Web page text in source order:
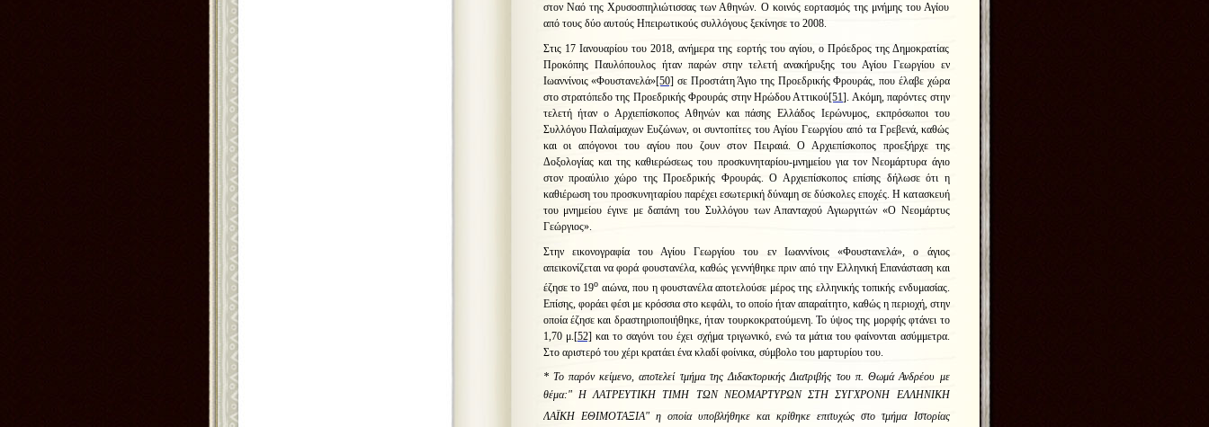
στον Ναό της Χρυσοσπηλιώτισσας των Αθηνών. Ο κοινός εορτασμός της μνήμης του Αγίου
από τους δύο αυτούς Ηπειρωτικούς συλλόγους ξεκίνησε το 2008.
Στις 17 Ιανουαρίου του 2018, ανήμερα της εορτής του αγίου, ο Πρόεδρος της Δημοκρατίας
Προκόπης Παυλόπουλος ήταν παρών στην τελετή ανακήρυξης του Αγίου Γεωργίου εν
Ιωαννίνοις «Φουστανελά»[50] σε Προστάτη Άγιο της Προεδρικής Φρουράς, που έλαβε χώρα
στο στρατόπεδο της Προεδρικής Φρουράς στην Ηρώδου Αττικού[51]. Ακόμη, παρόντες στην
τελετή ήταν ο Αρχιεπίσκοπος Αθηνών και πάσης Ελλάδος Ιερώνυμος, εκπρόσωποι του
Συλλόγου Παλαίμαχων Ευζώνων, οι συντοπίτες του Αγίου Γεωργίου από τα Γρεβενά, καθώς
και οι απόγονοι του αγίου που ζουν στον Πειραιά. Ο Αρχιεπίσκοπος προεξήρχε της
Δοξολογίας και της καθιερώσεως του προσκυνηταρίου-μνημείου για τον Νεομάρτυρα άγιο
στον προαύλιο χώρο της Προεδρικής Φρουράς. Ο Αρχιεπίσκοπος επίσης δήλωσε ότι η
καθιέρωση του προσκυνηταρίου παρέχει εσωτερική δύναμη σε δύσκολες εποχές. Η κατασκευή
του μνημείου έγινε με δαπάνη του Συλλόγου των Απανταχού Αγιωργιτών «Ο Νεομάρτυς
Γεώργιος».
Στην εικονογραφία του Αγίου Γεωργίου του εν Ιωαννίνοις «Φουστανελά», ο άγιος
απεικονίζεται να φορά φουστανέλα, καθώς γεννήθηκε πριν από την Ελληνική Επανάσταση και
έζησε το 19ο αιώνα, που η φουστανέλα αποτελούσε μέρος της ελληνικής τοπικής ενδυμασίας.
Επίσης, φοράει φέσι με κρόσσια στο κεφάλι, το οποίο ήταν απαραίτητο, καθώς η περιοχή, στην
οποία έζησε και δραστηριοποιήθηκε, ήταν τουρκοκρατούμενη. Το ύψος της μορφής φτάνει το
1,70 μ.[52] και το σαγόνι του έχει σχήμα τριγωνικό, ενώ τα μάτια του φαίνονται ασύμμετρα.
Στο αριστερό του χέρι κρατάει ένα κλαδί φοίνικα, σύμβολο του μαρτυρίου του.
* Το παρόν κείμενο, αποτελεί τμήμα της Διδακτορικής Διατριβής του π. Θωμά Ανδρέου με
θέμα:" Η ΛΑΤΡΕΥΤΙΚΗ ΤΙΜΗ ΤΩΝ ΝΕΟΜΑΡΤΥΡΩΝ ΣΤΗ ΣΥΓΧΡΟΝΗ ΕΛΛΗΝΙΚΗ
ΛΑΪΚΗ ΕΘΙΜΟΤΑΞΙΑ" η οποία υποβλήθηκε και κρίθηκε επιτυχώς στο τμήμα Ιστορίας